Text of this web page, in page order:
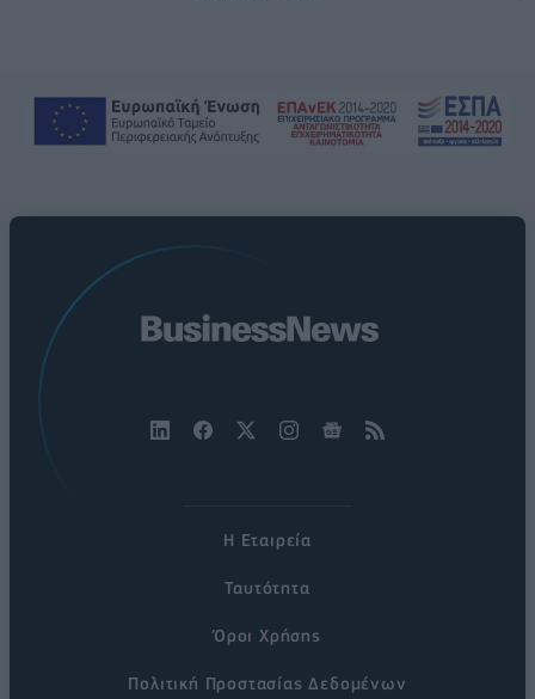
Η Εταιρεία
Ταυτότητα
Όροι Χρήσης
Πολιτική Προστασίας Δεδομένων